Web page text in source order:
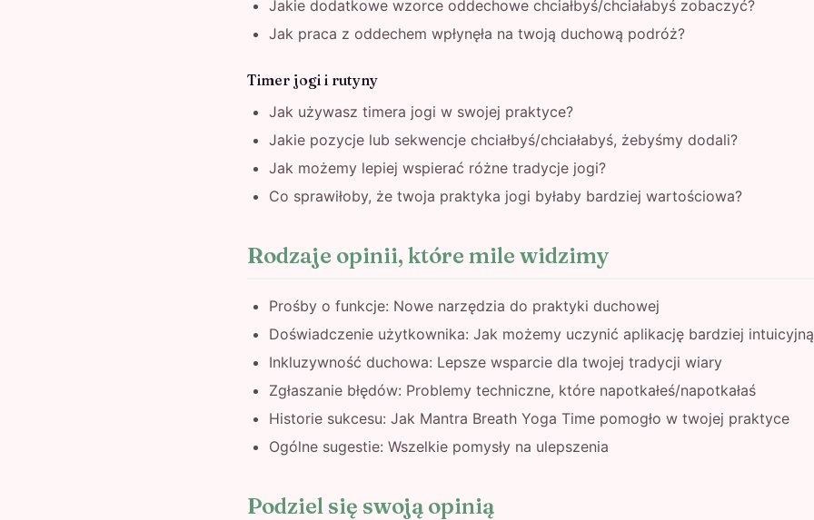
Jakie dodatkowe wzorce oddechowe chciałbyś/chciałabyś zobaczyć?
Jak praca z oddechem wpłynęła na twoją duchową podróż?
Timer jogi i rutyny
Jak używasz timera jogi w swojej praktyce?
Jakie pozycje lub sekwencje chciałbyś/chciałabyś, żebyśmy dodali?
Jak możemy lepiej wspierać różne tradycje jogi?
Co sprawiłoby, że twoja praktyka jogi byłaby bardziej wartościowa?
Rodzaje opinii, które mile widzimy
Prośby o funkcje: Nowe narzędzia do praktyki duchowej
Doświadczenie użytkownika: Jak możemy uczynić aplikację bardziej intuicyjną
Inkluzywność duchowa: Lepsze wsparcie dla twojej tradycji wiary
Zgłaszanie błędów: Problemy techniczne, które napotkałeś/napotkałaś
Historie sukcesu: Jak Mantra Breath Yoga Time pomogło w twojej praktyce
Ogólne sugestie: Wszelkie pomysły na ulepszenia
Podziel się swoją opinią